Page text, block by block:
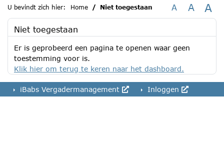
U bevindt zich hier: Home Niet toegestaan A A A
Niet toegestaan
Er is geprobeerd een pagina te openen waar geen
toestemming voor is.
Klik hier om terug te keren naar het dashboard.
iBabs Vergadermanagement Inloggen